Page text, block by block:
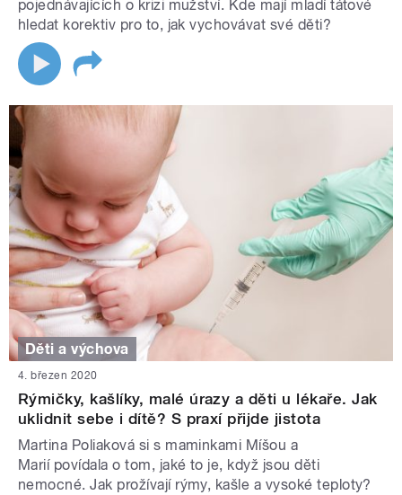
pojednávajících o krizi mužství. Kde mají mladí tátové
hledat korektiv pro to, jak vychovávat své děti?
Děti a výchova
4. březen 2020
Rýmičky, kašlíky, malé úrazy a děti u lékaře. Jak
uklidnit sebe i dítě? S praxí přijde jistota
Martina Poliaková si s maminkami Míšou a
Marií povídala o tom, jaké to je, když jsou děti
nemocné. Jak prožívají rýmy, kašle a vysoké teploty?